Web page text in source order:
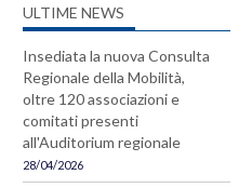
ULTIME NEWS
Insediata la nuova Consulta
Regionale della Mobilità,
oltre 120 associazioni e
comitati presenti
all'Auditorium regionale
28/04/2026